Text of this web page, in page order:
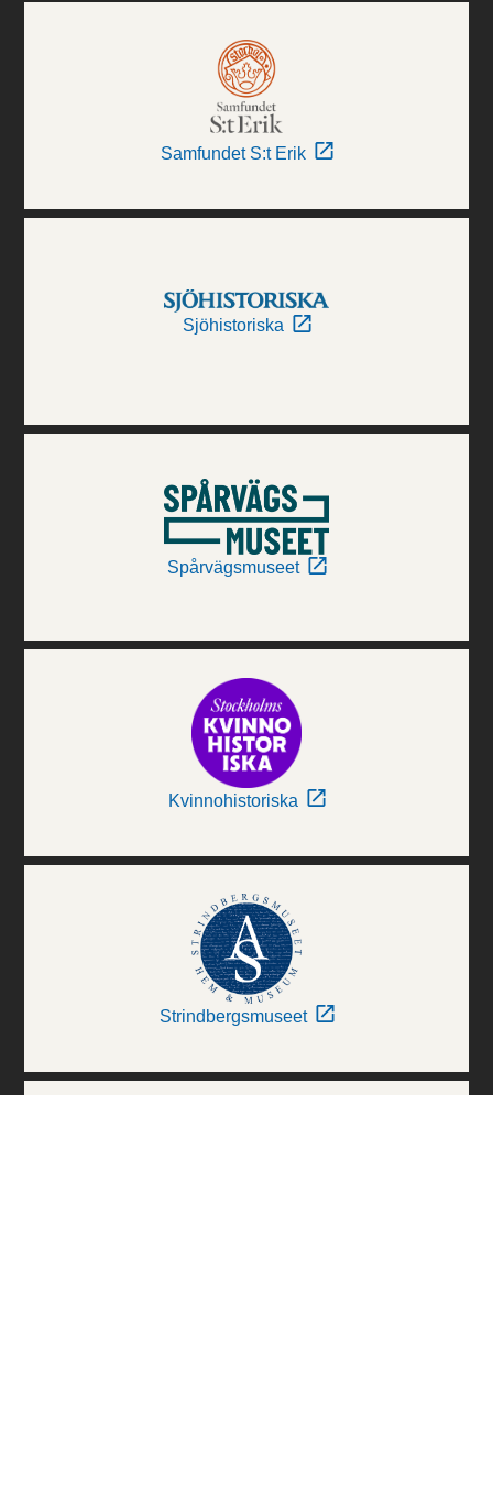
Samfundet S:t Erik
Sjöhistoriska
Spårvägsmuseet
Kvinnohistoriska
Strindbergsmuseet